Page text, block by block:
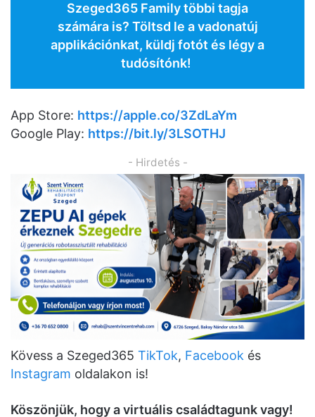
Szeged365 Family többi tagja
számára is? Töltsd le a vadonatúj
applikációnkat, küldj fotót és légy a
tudósítónk!
App Store: https://apple.co/3ZdLaYm
Google Play: https://bit.ly/3LSOTHJ
- Hirdetés -
Kövess a Szeged365 TikTok, Facebook és
Instagram oldalakon is!
Köszönjük, hogy a virtuális családtagunk vagy!